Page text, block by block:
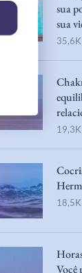
sua
sua
Você